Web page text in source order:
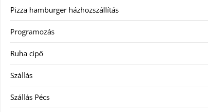
Pizza hamburger házhozszállítás
Programozás
Ruha cipő
Szállás
Szállás Pécs